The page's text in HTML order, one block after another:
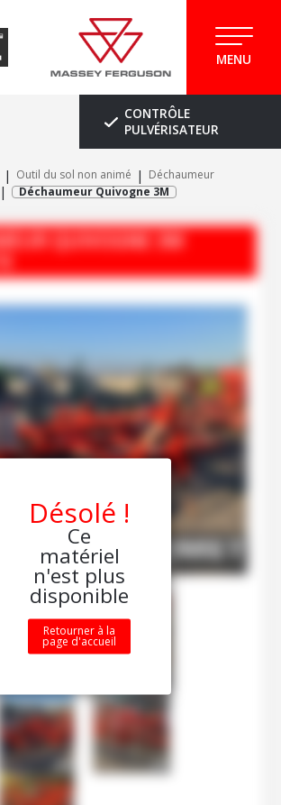
MENU
CONTRÔLE
PULVÉRISATEUR
Outil du sol non animé
Déchaumeur
Déchaumeur Quivogne 3M
QUIVOGNE3M
Désolé !
Ce
matériel
n'est plus
disponible
Retourner à la
page d'accueil